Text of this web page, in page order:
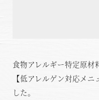
食物アレルギー特定原
【低アレルゲン対応メ
した。